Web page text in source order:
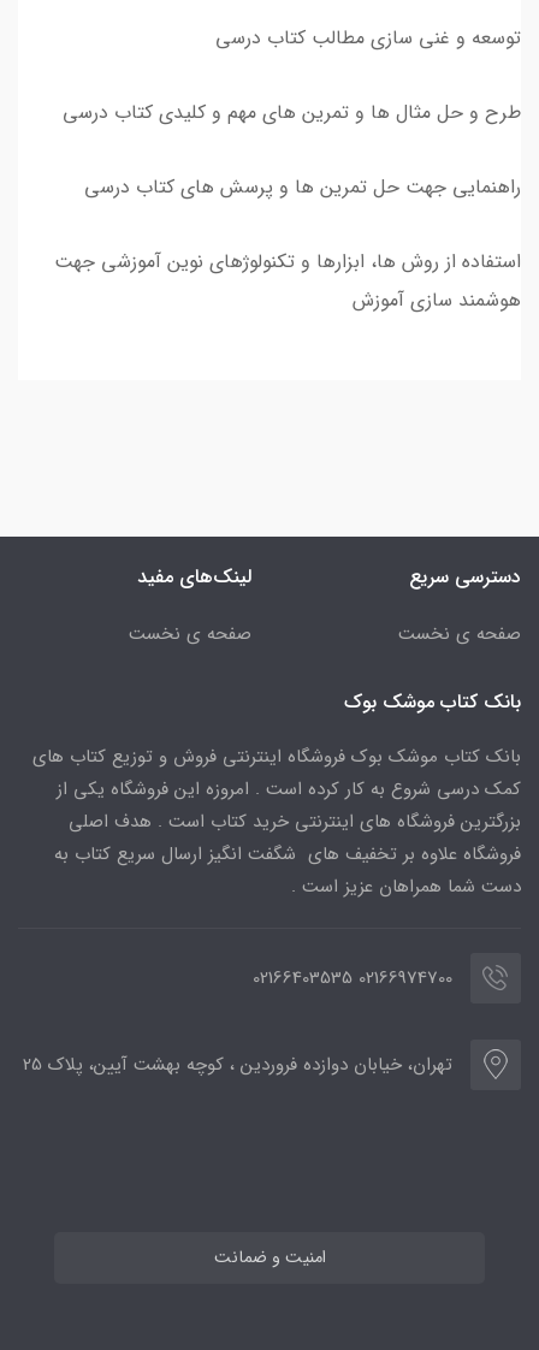
توسعه و غنی سازی مطالب کتاب درسی
طرح و حل مثال ها و تمرین های مهم و کلیدی کتاب درسی
راهنمایی جهت حل تمرین ها و پرسش های کتاب درسی
استفاده از روش ها، ابزارها و تکنولوژهای نوین آموزشی جهت
هوشمند سازی آموزش
دسترسی سریع
صفحه ی نخست
لینک‌های مفید
صفحه ی نخست
بانک کتاب موشک بوک
بانک کتاب موشک بوک فروشگاه اینترنتی فروش و توزیع کتاب های
کمک درسی شروع به کار کرده است . امروزه این فروشگاه یکی از
بزرگترین فروشگاه های اینترنتی خرید کتاب است . هدف اصلی
فروشگاه علاوه بر تخفیف های شگفت انگیز ارسال سریع کتاب به
دست شما همراهان عزیز است .
02166974700 02166403535
تهران، خیابان دوازده فروردین ، کوچه بهشت آیین، پلاک 25
امنیت و ضمانت